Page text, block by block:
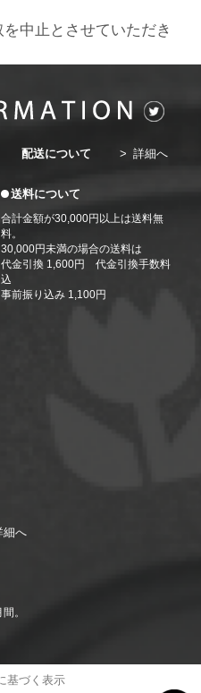
中止とさせていただき
金）・17日（月）・21
3日（金）・6日
月）・17日（金）・20
日（月）・31日（金）
1日（月）・4日
土）・15日（月）・19
（金）・29日（月）
配送について 詳細へ
送料について
合計金額が30,000円以上は送料無
料。
30,000円未満の場合の送料は
代金引換 1,600円 代金引換手数料
込
事前振り込み 1,100円
細へ
。
基づく表示